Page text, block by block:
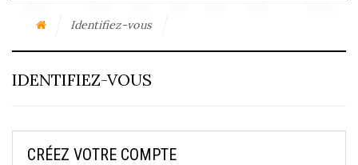
Identifiez-vous
IDENTIFIEZ-VOUS
CRÉEZ VOTRE COMPTE